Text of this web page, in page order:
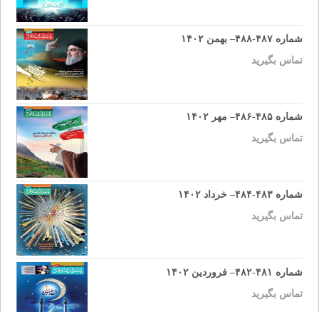
شماره ۴۸۷-۴۸۸– بهمن ۱۴۰۲
تماس بگیرید
شماره ۴۸۵-۴۸۶– مهر ۱۴۰۲
تماس بگیرید
شماره ۴۸۳-۴۸۴– خرداد ۱۴۰۲
تماس بگیرید
شماره ۴۸۱-۴۸۲– فروردین ۱۴۰۲
تماس بگیرید